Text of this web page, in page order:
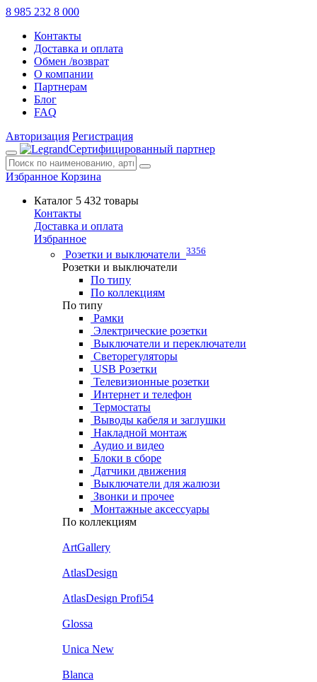
8 985 232 8 000
Контакты
Доставка и оплата
Обмен /возврат
О компании
Партнерам
Блог
FAQ
Авторизация Регистрация
Сертифицированный партнер
Избранное Корзина
Каталог 5 432 товары
Контакты
Доставка и оплата
Избранное
Розетки и выключатели 3356
Розетки и выключатели
По типу
По коллекциям
По типу
Рамки
Электрические розетки
Выключатели и переключатели
Светорегуляторы
USB Розетки
Телевизионные розетки
Интернет и телефон
Термостаты
Выводы кабеля и заглушки
Накладной монтаж
Аудио и видео
Блоки в сборе
Датчики движения
Выключатели для жалюзи
Звонки и прочее
Монтажные аксессуары
По коллекциям
ArtGallery
AtlasDesign
AtlasDesign Profi54
Glossa
Unica New
Blanca